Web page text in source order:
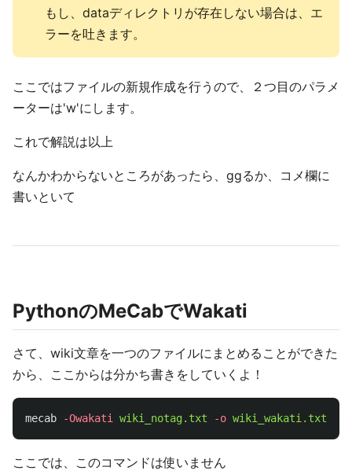
もし、dataディレクトリが存在しない場合は、エ
ラーを吐きます。
ここではファイルの新規作成を行うので、２つ目のパラメ
ーターは'w'にします。
これで解説は以上
なんかわからないところがあったら、ggるか、コメ欄に
書いといて
PythonのMeCabでWakati
さて、wiki文章を一つのファイルにまとめることができた
から、ここからは分かち書きをしていくよ！
mecab -Owakati wiki_notag.txt -o wiki_wakati.txt
ここでは、このコマンドは使いません